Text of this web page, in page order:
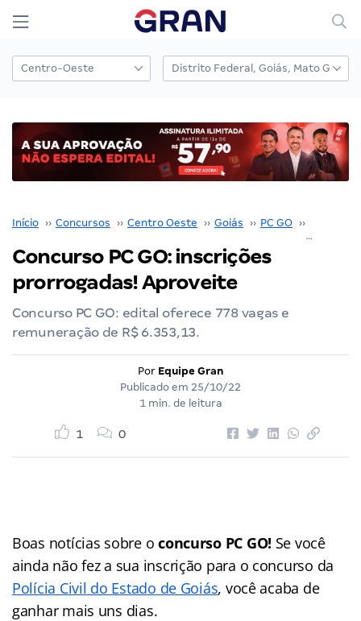
Início ›› Concursos ›› Centro Oeste ›› Goiás ›› PC GO ››
Concurso PC GO: inscrições
prorrogadas! Aproveite
Concurso PC GO: edital oferece 778 vagas e
remuneração de R$ 6.353,13.
Por Equipe Gran
Publicado em 25/10/22
1 min. de leitura
1 0
Boas notícias sobre oconcurso PC GO! Se você
ainda não fez a sua inscrição para o concurso da
Polícia Civil do Estado de Goiás, você acaba de
ganhar mais uns dias.